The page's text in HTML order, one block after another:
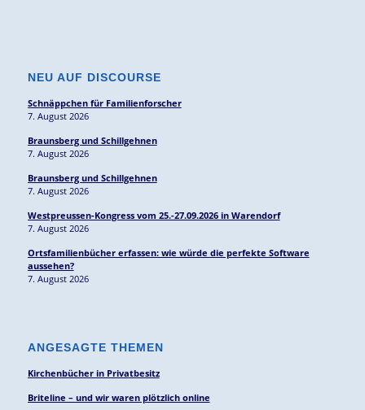
NEU AUF DISCOURSE
Schnäppchen für Familienforscher
7. August 2026
Braunsberg und Schillgehnen
7. August 2026
Braunsberg und Schillgehnen
7. August 2026
Westpreussen-Kongress vom 25.-27.09.2026 in Warendorf
7. August 2026
Ortsfamilienbücher erfassen: wie würde die perfekte Software
aussehen?
7. August 2026
ANGESAGTE THEMEN
Kirchenbücher in Privatbesitz
Briteline – und wir waren plötzlich online